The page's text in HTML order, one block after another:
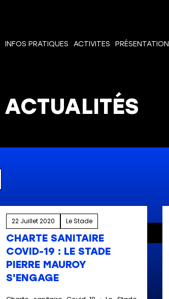
INFOS PRATIQUES ACTIVITES PRÉSENTATION
ACTUALITÉS
22 Juillet 2020 Le Stade
CHARTE SANITAIRE
COVID-19 : LE STADE
PIERRE MAUROY
S'ENGAGE